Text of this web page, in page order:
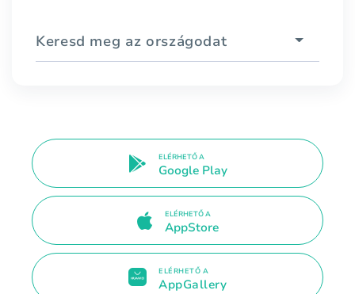
Keresd meg az országodat
ELÉRHETŐ A
Google Play
ELÉRHETŐ A
AppStore
ELÉRHETŐ A
AppGallery